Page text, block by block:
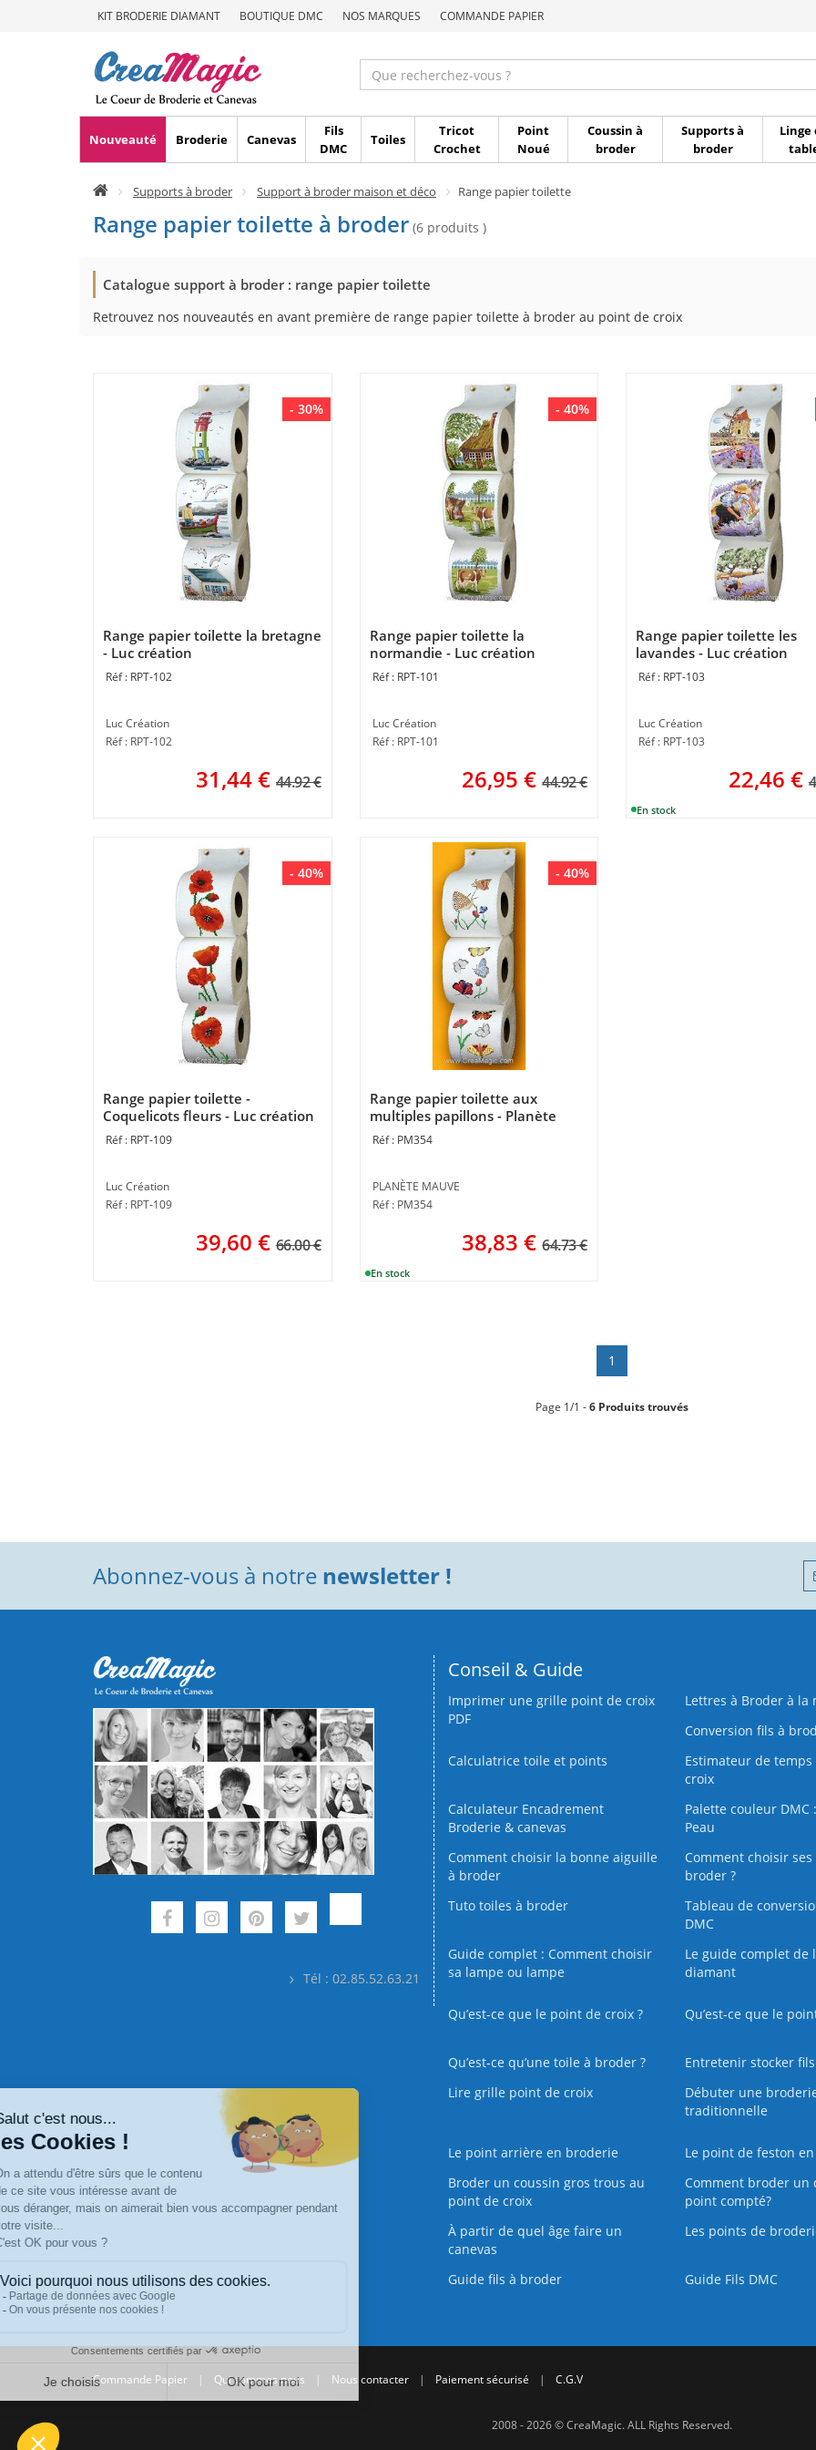
KIT BRODERIE DIAMANT BOUTIQUE DMC NOS MARQUES COMMANDE PAPIER
Nouveauté Broderie Canevas
Fils
DMC
Toiles
Tricot
Crochet
Point
Noué
Coussin à
broder
Supports à
broder
Linge
Supports à broder Support à broder maison et déco Range papier toilette
Range papier toilette à broder (6 produits )
Catalogue support à broder : range papier toilette
Retrouvez nos nouveautés en avant première de range papier toilette à broder au point de croix
- 30%
Range papier toilette la bretagne
- Luc création
RPT-102
Luc Création
Réf : RPT-102
31,44€ 44.92 €
- 40%
Range papier toilette la
normandie - Luc création
RPT-101
Luc Création
Réf : RPT-101
26,95 € 44.92 €
Range papier toilette les
lavandes - Luc création
RPT-103
Luc Création
Réf : RPT-103
22,46 €
- 40%
Range papier toilette -
Coquelicots fleurs - Luc création
RPT-109
Luc Création
Réf : RPT-109
39,60 € 66.00 €
- 40%
Range papier toilette aux
multiples papillons - Planète
mauvePM354
PLANÈTE MAUVE
Réf : PM354
38,83 € 64.73 €
1
Page 1/1 -6 Produits trouvés
Abonnez-vous à notre newsletter !
Tél : 02.85.52.63.21
Conseil & Guide
Imprimer une grille point de croix
PDF
Lettres à Broder à la
Conversion fils à
Calculatrice toile et points
Estimateur de temps
croix
Calculateur Encadrement
Broderie & canevas
Palette couleur DMC
Peau
Comment choisir la bonne aiguille
à broder
Comment choisir ses
broder ?
Tuto toiles à broder
Tableau de
DMC
Guide complet : Comment choisir
sa lampe ou lampe
Le guide complet de
diamant
Qu’est-ce que le point de croix ? Qu’est-ce que le
Qu’est‑ce qu’une toile à broder ?
Entretenir stocker
Lire grille point de croix
Débuter une
traditionnelle
Le point arrière en broderie
Le point de feston
Broder un coussin gros trous au
point de croix
Comment broder un
point compté?
À partir de quel âge faire un
canevas
Les points de
Guide fils à broder Guide Fils DMC
Commande Papier | Qui sommes nous | Nous contacter | Paiement sécurisé | C.G.V
2008 - 2026 © CreaMagic. ALL Rights Reserved.